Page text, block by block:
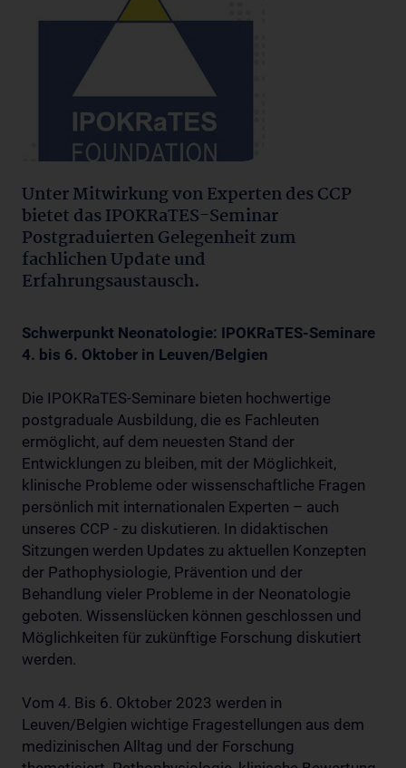
Unter Mitwirkung von Experten des CCP
bietet das IPOKRaTES-Seminar
Postgraduierten Gelegenheit zum
fachlichen Update und
Erfahrungsaustausch.
Schwerpunkt Neonatologie: IPOKRaTES-Seminare
4. bis 6. Oktober in Leuven/Belgien
Die IPOKRaTES-Seminare bieten hochwertige
postgraduale Ausbildung, die es Fachleuten
ermöglicht, auf dem neuesten Stand der
Entwicklungen zu bleiben, mit der Möglichkeit,
klinische Probleme oder wissenschaftliche Fragen
persönlich mit internationalen Experten – auch
unseres CCP - zu diskutieren. In didaktischen
Sitzungen werden Updates zu aktuellen Konzepten
der Pathophysiologie, Prävention und der
Behandlung vieler Probleme in der Neonatologie
geboten. Wissenslücken können geschlossen und
Möglichkeiten für zukünftige Forschung diskutiert
werden.
Vom 4. Bis 6. Oktober 2023 werden in
Leuven/Belgien wichtige Fragestellungen aus dem
medizinischen Alltag und der Forschung